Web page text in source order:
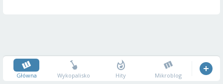
Główna Wykopalisko Hity Mikroblog